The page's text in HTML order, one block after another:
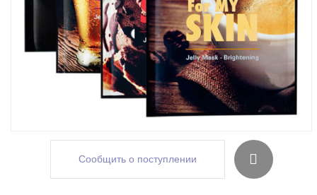
Сообщить о поступлении